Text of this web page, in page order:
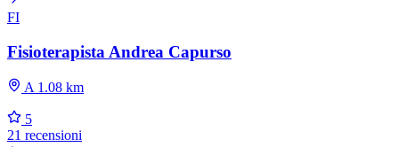
FI
Fisioterapista Andrea Capurso
A 1.08 km
5
21 recensioni